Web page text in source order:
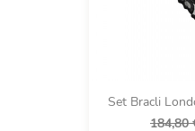
Set Bracli
184,80